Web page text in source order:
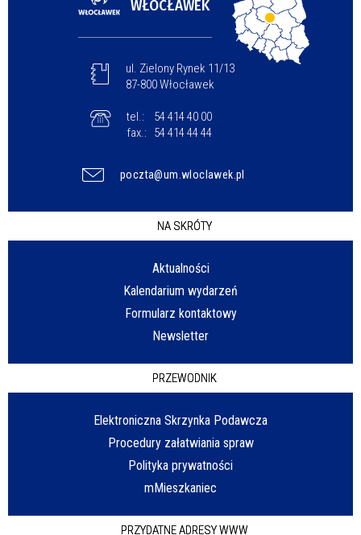
WŁOCŁAWEK
ul. Zielony Rynek 11/13
87-800 Włocławek
tel.:
54 414 40 00
fax.:
54 414 44 44
poczta@um.wloclawek.pl
NA SKRÓTY
Aktualności
Kalendarium wydarzeń
Formularz kontaktowy
Newsletter
PRZEWODNIK
Elektroniczna Skrzynka Podawcza
Procedury załatwiania spraw
Polityka prywatności
mMieszkaniec
PRZYDATNE ADRESY WWW